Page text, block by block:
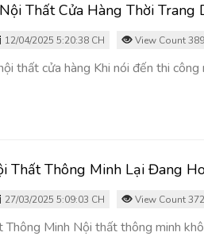
Thất Cửa Hàng Thời Trang
12/04/2025 5:20:38 CH View Count 389
thất cửa hàng Khi nói đến thi
Thất Thông Minh Lại Đang
27/03/2025 5:09:03 CH View Count 372
Thông Minh Nội thất thông minh